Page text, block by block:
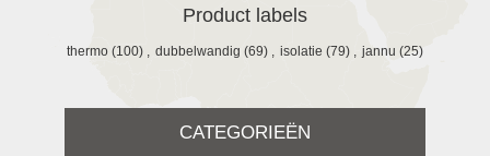
Product labels
thermo (100) dubbelwandig (69) isolatie (79) jannu (25)
CATEGORIEËN